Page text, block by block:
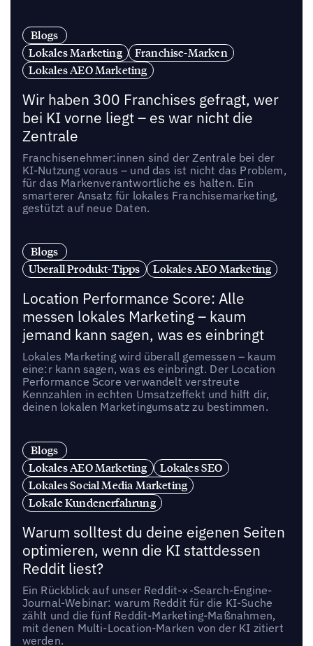
Blogs
Lokales Marketing
Franchise-Marken
Lokales AEO Marketing
Wir haben 300 Franchises gefragt, wer
bei KI vorne liegt – es war nicht die
Zentrale
Franchisenehmer:innen sind der Zentrale bei der
KI-Nutzung voraus – und das ist nicht das Problem,
für das Markenverantwortliche es halten. Ein
smarterer Ansatz für lokales Franchisemarketing,
gestützt auf neue Daten.
Blogs
Uberall Produkt-Tipps
Lokales AEO Marketing
Location Performance Score: Alle
messen lokales Marketing – kaum
jemand kann sagen, was es einbringt
Lokales Marketing wird überall gemessen – kaum
eine:r kann sagen, was es einbringt. Der Location
Performance Score verwandelt verstreute
Kennzahlen in echten Umsatzeffekt und hilft dir,
deinen lokalen Marketingumsatz zu bestimmen.
Blogs
Lokales AEO Marketing
Lokales SEO
Lokales Social Media Marketing
Lokale Kundenerfahrung
Warum solltest du deine eigenen Seiten
optimieren, wenn die KI stattdessen
Reddit liest?
Ein Rückblick auf unser Reddit-×-Search-Engine-
Journal-Webinar: warum Reddit für die KI-Suche
zählt und die fünf Reddit-Marketing-Maßnahmen,
mit denen Multi-Location-Marken von der KI zitiert
werden.